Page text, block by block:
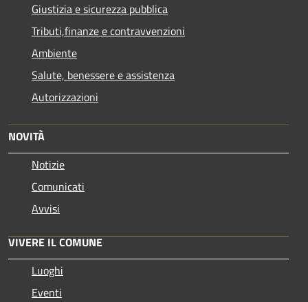
Giustizia e sicurezza pubblica
Tributi,finanze e contravvenzioni
Ambiente
Salute, benessere e assistenza
Autorizzazioni
NOVITÀ
Notizie
Comunicati
Avvisi
VIVERE IL COMUNE
Luoghi
Eventi